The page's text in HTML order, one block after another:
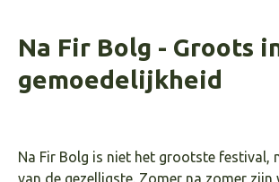
Na Fir Bolg - Groots
gemoedelijkheid
Na Fir Bolg is niet het grootste festival,
van de gezelligste. Zomer na zomer zijn